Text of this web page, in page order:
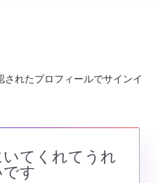
れたプロフィールでサインイ
てくれてうれ
です